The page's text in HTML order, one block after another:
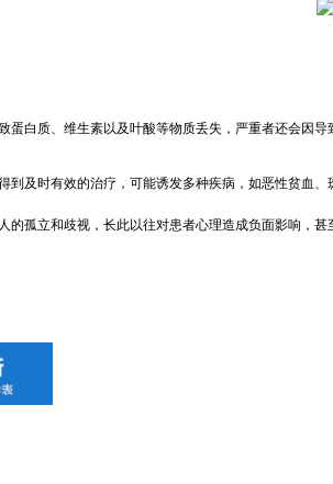
白质、维生素以及叶酸等物质丢失，严重者还会因
到及时有效的治疗，可能诱发多种疾病，如恶性贫血
孤立和歧视，长此以往对患者心理造成负面影响，甚